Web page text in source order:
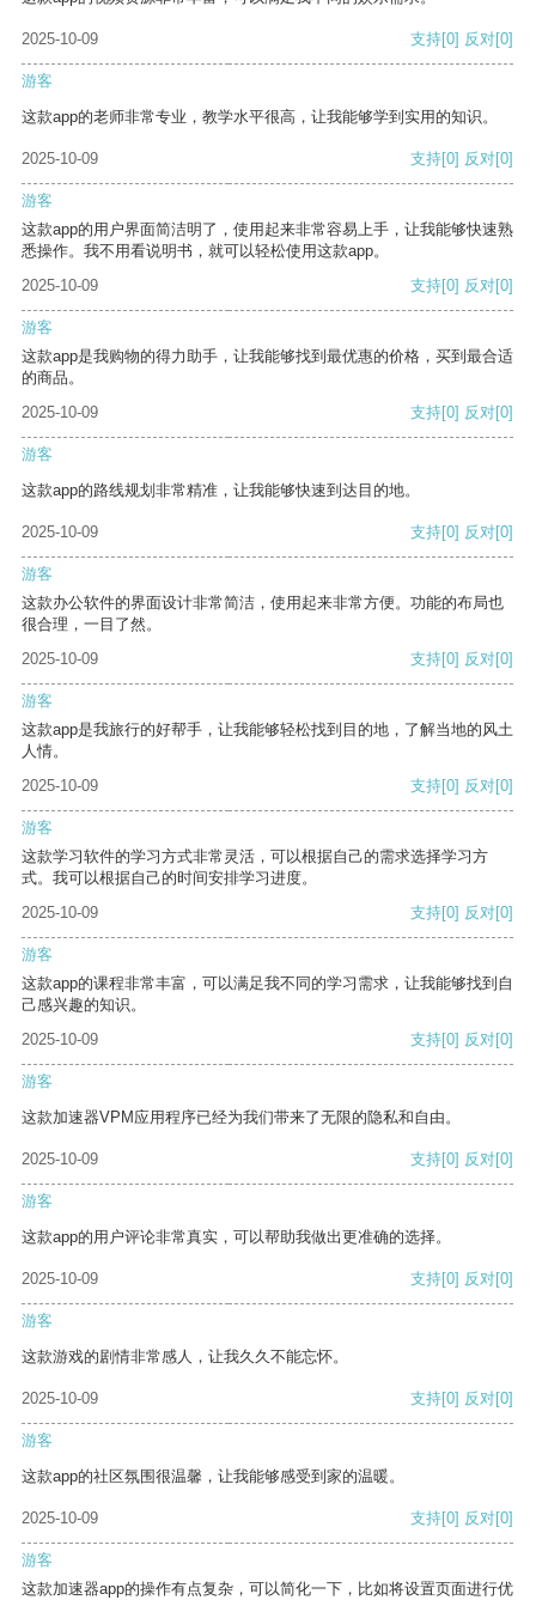
2025-10-09 支持[0] 反对[0]
游客
这款app的老师非常专业，教学水平很高，让我能够学到实用的知识。
2025-10-09 支持[0] 反对[0]
游客
这款app的用户界面简洁明了，使用起来非常容易上手，让我能够快速熟
悉操作。我不用看说明书，就可以轻松使用这款app。
2025-10-09
支持[0] 反对[0]
游客
这款app是我购物的得力助手，让我能够找到最优惠的价格，买到最合适
的商品。
2025-10-09
支持[0] 反对[0]
游客
这款app的路线规划非常精准，让我能够快速到达目的地。
2025-10-09 支持[0] 反对[0]
游客
这款办公软件的界面设计非常简洁，使用起来非常方便。功能的布局也
很合理，一目了然。
2025-10-09
支持[0] 反对[0]
游客
这款app是我旅行的好帮手，让我能够轻松找到目的地，了解当地的风土
人情。
2025-10-09
支持[0] 反对[0]
游客
这款学习软件的学习方式非常灵活，可以根据自己的需求选择学习方
式。我可以根据自己的时间安排学习进度。
2025-10-09
支持[0] 反对[0]
游客
这款app的课程非常丰富，可以满足我不同的学习需求，让我能够找到自
己感兴趣的知识。
2025-10-09
支持[0] 反对[0]
游客
这款加速器VPM应用程序已经为我们带来了无限的隐私和自由。
2025-10-09 支持[0] 反对[0]
游客
这款app的用户评论非常真实，可以帮助我做出更准确的选择。
2025-10-09 支持[0] 反对[0]
游客
这款游戏的剧情非常感人，让我久久不能忘怀。
2025-10-09 支持[0] 反对[0]
游客
这款app的社区氛围很温馨，让我能够感受到家的温暖。
2025-10-09 支持[0] 反对[0]
游客
这款加速器app的操作有点复杂，可以简化一下，比如将设置页面进行优